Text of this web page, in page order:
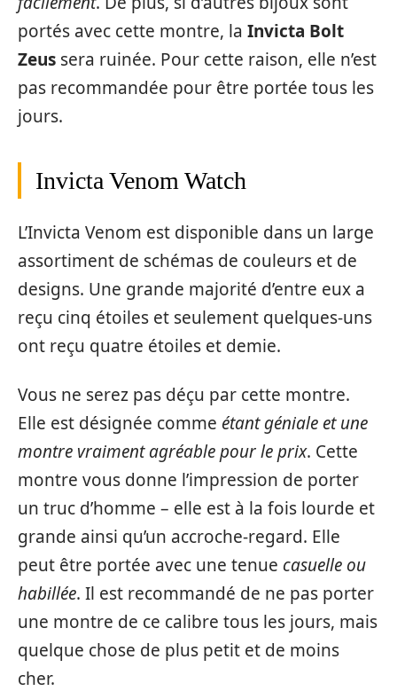
portés avec cette montre, la Invicta Bolt
Zeus sera ruinée. Pour cette raison, elle n’est
pas recommandée pour être portée tous les
jours.
Invicta Venom Watch
L’Invicta Venom est disponible dans un large
assortiment de schémas de couleurs et de
designs. Une grande majorité d’entre eux a
reçu cinq étoiles et seulement quelques-uns
ont reçu quatre étoiles et demie.
Vous ne serez pas déçu par cette montre.
Elle est désignée comme étant géniale et une
montre vraiment agréable pour le prix. Cette
montre vous donne l’impression de porter
un truc d’homme – elle est à la fois lourde et
grande ainsi qu’un accroche-regard. Elle
peut être portée avec une tenue casuelle ou
habillée. Il est recommandé de ne pas porter
une montre de ce calibre tous les jours, mais
quelque chose de plus petit et de moins
cher.